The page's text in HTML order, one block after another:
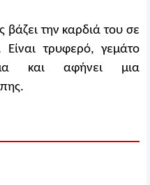
βάζει την καρδιά του σε
Είναι τρυφερό, γεμάτο
και αφήνει μια